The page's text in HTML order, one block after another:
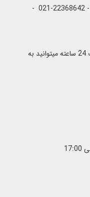
021-22065033 - 021-22368641 - 021-22368642 -
در صورت ایراد یا اشغال خطوط به صورت 24 ساعته میتوانید به